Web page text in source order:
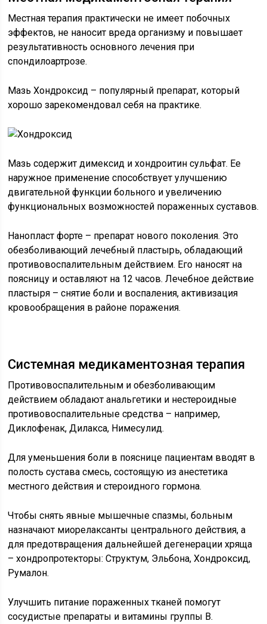
Местная терапия практически не имеет побочных
эффектов, не наносит вреда организму и повышает
результативность основного лечения при
спондилоартрозе.
Мазь Хондроксид – популярный препарат, который
хорошо зарекомендовал себя на практике.
Мазь содержит димексид и хондроитин сульфат. Ее
наружное применение способствует улучшению
двигательной функции больного и увеличению
функциональных возможностей пораженных суставов.
Нанопласт форте – препарат нового поколения. Это
обезболивающий лечебный пластырь, обладающий
противовоспалительным действием. Его наносят на
поясницу и оставляют на 12 часов. Лечебное действие
пластыря – снятие боли и воспаления, активизация
кровообращения в районе поражения.
Системная медикаментозная терапия
Противовоспалительным и обезболивающим
действием обладают анальгетики и нестероидные
противовоспалительные средства – например,
Диклофенак, Дилакса, Нимесулид.
Для уменьшения боли в пояснице пациентам вводят в
полость сустава смесь, состоящую из анестетика
местного действия и стероидного гормона.
Чтобы снять явные мышечные спазмы, больным
назначают миорелаксанты центрального действия, а
для предотвращения дальнейшей дегенерации хряща
– хондропротекторы: Структум, Эльбона, Хондроксид,
Румалон.
Улучшить питание пораженных тканей помогут
сосудистые препараты и витамины группы B.